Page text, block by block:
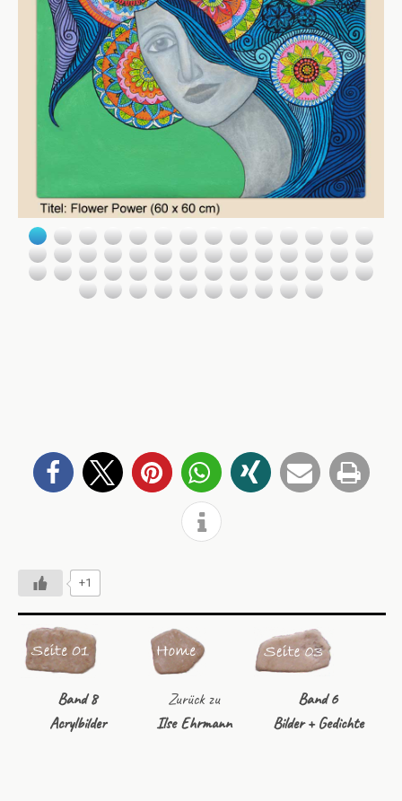
+1
Band 8
Acrylbilder
Zurück zu
Ilse Ehrmann
Band 6
Bilder + Gedichte